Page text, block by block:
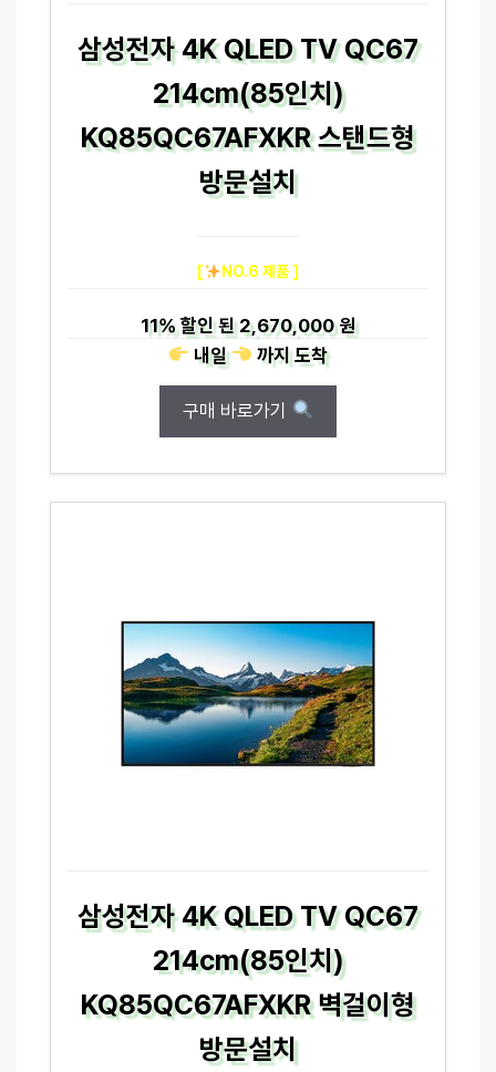
삼성전자 4K QLED TV QC67
214cm(85인치)
KQ85QC67AFXKR 스탠드형
방문설치
[ NO.6 제품 ]
11%할인 된2,670,000 원
내일
까지도착
구매 바로가기
삼성전자 4K QLED TV QC67
214cm(85인치)
KQ85QC67AFXKR 벽걸이형
방문설치